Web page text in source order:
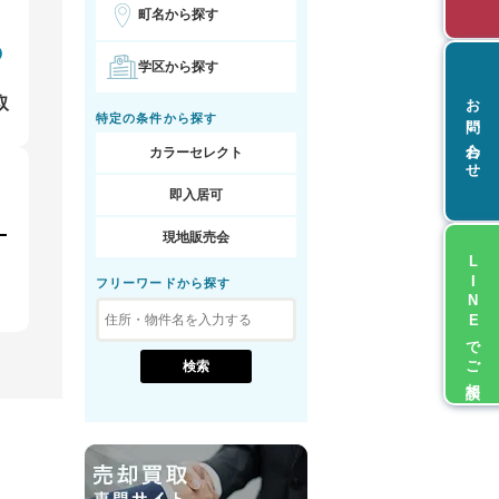
町名から探す
学区から探す
特定の条件から探す
カラーセレクト
即入居可
現地販売会
フリーワードから探す
お問い合わせ
LINEでご相談